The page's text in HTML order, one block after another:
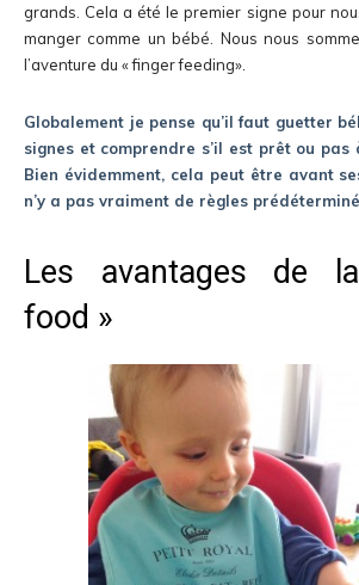
grands. Cela a été le premier signe pour
manger comme un bébé. Nous nous
l’aventure du « finger feeding».
Globalement je pense qu’il faut guetter
signes et comprendre s’il est prêt ou pas
Bien évidemment, cela peut être avant
n’y a pas vraiment de règles
Les avantages de
food »